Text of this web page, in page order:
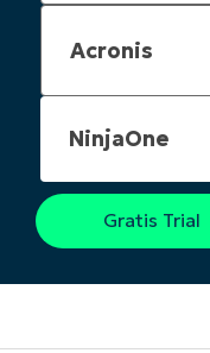
NinjaOne
Gratis Trial